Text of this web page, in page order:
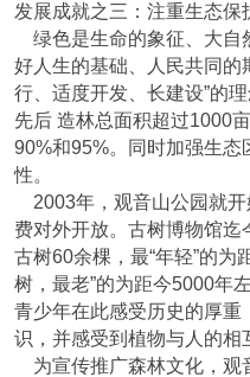
发展成就之三：注重生态保
绿色是生命的象征、大自
好人生的基础、人民共同的
行、适度开发、长建设”的
先后 造林总面积超过1000
90%和95%。同时加强生
性。
2003年，观音山公园就开
费对外开放。古树博物馆
古树60余棵，最“年轻”的
树，最老”的为距今5000年
青少年在此感受历史的厚重
识，并感受到植物与人的相
为宣传推广森林文化，观